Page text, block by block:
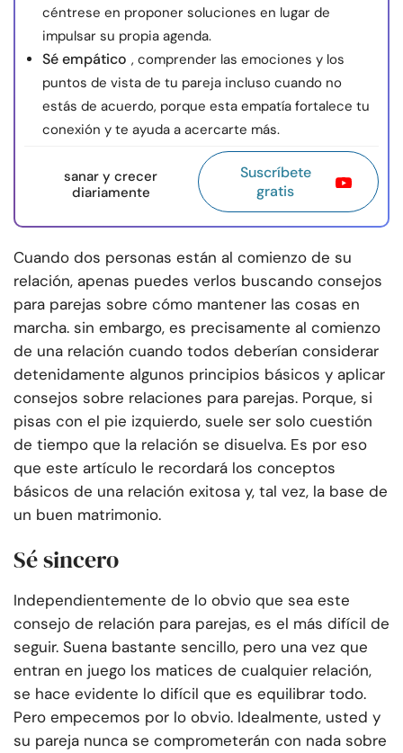
céntrese en proponer soluciones en lugar de
impulsar su propia agenda.
Sé empático , comprender las emociones y los
puntos de vista de tu pareja incluso cuando no
estás de acuerdo, porque esta empatía fortalece tu
conexión y te ayuda a acercarte más.
sanar y crecer
diariamente
Suscríbete
gratis
Cuando dos personas están al comienzo de su
relación, apenas puedes verlos buscando consejos
para parejas sobre cómo mantener las cosas en
marcha. sin embargo, es precisamente al comienzo
de una relación cuando todos deberían considerar
detenidamente algunos principios básicos y aplicar
consejos sobre relaciones para parejas. Porque, si
pisas con el pie izquierdo, suele ser solo cuestión
de tiempo que la relación se disuelva. Es por eso
que este artículo le recordará los conceptos
básicos de una relación exitosa y, tal vez, la base de
un buen matrimonio.
Sé sincero
Independientemente de lo obvio que sea este
consejo de relación para parejas, es el más difícil de
seguir. Suena bastante sencillo, pero una vez que
entran en juego los matices de cualquier relación,
se hace evidente lo difícil que es equilibrar todo.
Pero empecemos por lo obvio. Idealmente, usted y
su pareja nunca se comprometerán con nada sobre